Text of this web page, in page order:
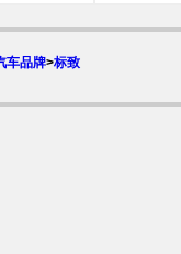
车品牌>标致